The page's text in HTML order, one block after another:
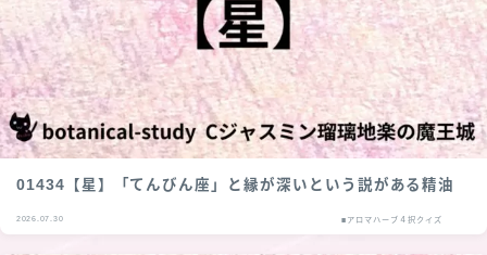
01434【星】「てんびん座」と縁が深いという説がある精油
2026.07.30 ■アロマハーブ４択クイズ